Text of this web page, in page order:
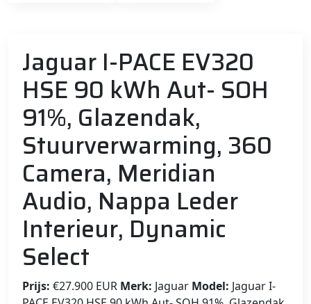
Jaguar I-PACE EV320
HSE 90 kWh Aut- SOH
91%, Glazendak,
Stuurverwarming, 360
Camera, Meridian
Audio, Nappa Leder
Interieur, Dynamic
Select
Prijs: €27.900 EUR Merk: Jaguar Model: Jaguar I-